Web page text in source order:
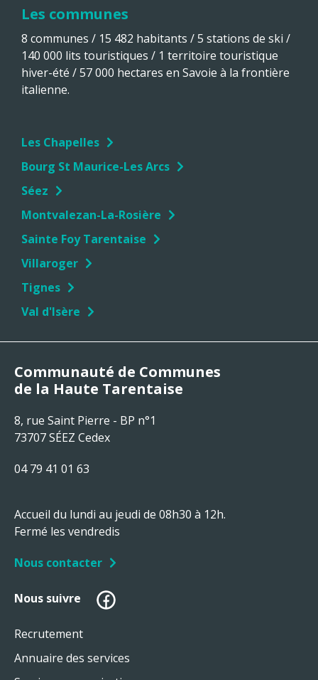
Les communes
8 communes / 15 482 habitants / 5 stations de ski /
140 000 lits touristiques / 1 territoire touristique
hiver-été / 57 000 hectares en Savoie à la frontière
italienne.
Les Chapelles
Bourg St Maurice-Les Arcs
Séez
Montvalezan-La-Rosière
Sainte Foy Tarentaise
Villaroger
Tignes
Val d'Isère
Communauté de Communes
de la Haute Tarentaise
8, rue Saint Pierre - BP n°1
73707 SÉEZ Cedex
04 79 41 01 63
Accueil du lundi au jeudi de 08h30 à 12h.
Fermé les vendredis
Nous contacter
Nous suivre
Recrutement
Annuaire des services